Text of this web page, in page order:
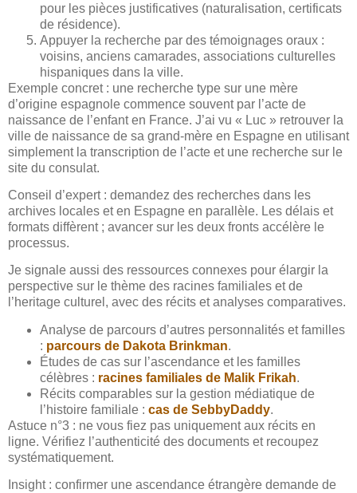
pour les pièces justificatives (naturalisation, certificats
de résidence).
Appuyer la recherche par des témoignages oraux :
voisins, anciens camarades, associations culturelles
hispaniques dans la ville.
Exemple concret : une recherche type sur une mère
d’origine espagnole commence souvent par l’acte de
naissance de l’enfant en France. J’ai vu « Luc » retrouver la
ville de naissance de sa grand-mère en Espagne en utilisant
simplement la transcription de l’acte et une recherche sur le
site du consulat.
Conseil d’expert : demandez des recherches dans les
archives locales et en Espagne en parallèle. Les délais et
formats diffèrent ; avancer sur les deux fronts accélère le
processus.
Je signale aussi des ressources connexes pour élargir la
perspective sur le thème des racines familiales et de
l’heritage culturel, avec des récits et analyses comparatives.
Analyse de parcours d’autres personnalités et familles
: parcours de Dakota Brinkman.
Études de cas sur l’ascendance et les familles
célèbres : racines familiales de Malik Frikah.
Récits comparables sur la gestion médiatique de
l’histoire familiale : cas de SebbyDaddy.
Astuce n°3 : ne vous fiez pas uniquement aux récits en
ligne. Vérifiez l’authenticité des documents et recoupez
systématiquement.
Insight : confirmer une ascendance étrangère demande de